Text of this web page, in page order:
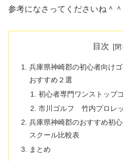
参考になさってくださいね＾＾
目次
兵庫県神崎郡の初心者向け
おすすめ２選
初心者専門ワンストップ
市川ゴルフ 竹内プロレ
兵庫県神崎郡のおすすめ初
スクール比較表
まとめ